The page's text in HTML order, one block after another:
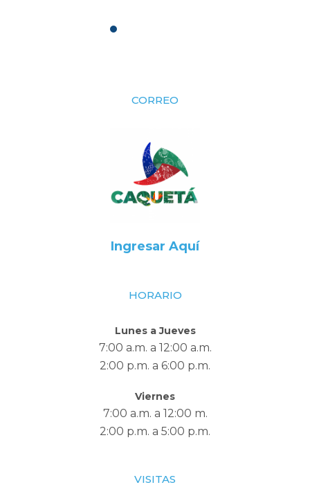
CORREO
Ingresar Aquí
HORARIO
Lunes a Jueves
7:00 a.m. a 12:00 a.m.
2:00 p.m. a 6:00 p.m.
Viernes
7:00 a.m. a 12:00 m.
2:00 p.m. a 5:00 p.m.
VISITAS